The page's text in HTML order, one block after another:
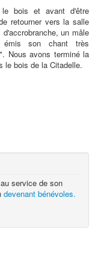
le bois et avant d'être
retourner vers la salle
un mâle
émis son chant très
Nous avons terminé la
le bois de la Citadelle.
service de son
devenant bénévoles.